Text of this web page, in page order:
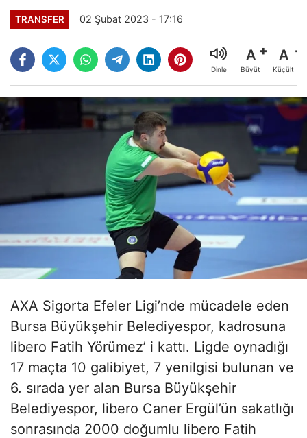
TRANSFER 02 Şubat 2023 - 17:16
Dinle
A
Büyüt
A
Küçült
AXA Sigorta Efeler Ligi’nde mücadele eden
Bursa Büyükşehir Belediyespor, kadrosuna
libero Fatih Yörümez’ i kattı. Ligde oynadığı
17 maçta 10 galibiyet, 7 yenilgisi bulunan ve
6. sırada yer alan Bursa Büyükşehir
Belediyespor, libero Caner Ergül’ün sakatlığı
sonrasında 2000 doğumlu libero Fatih